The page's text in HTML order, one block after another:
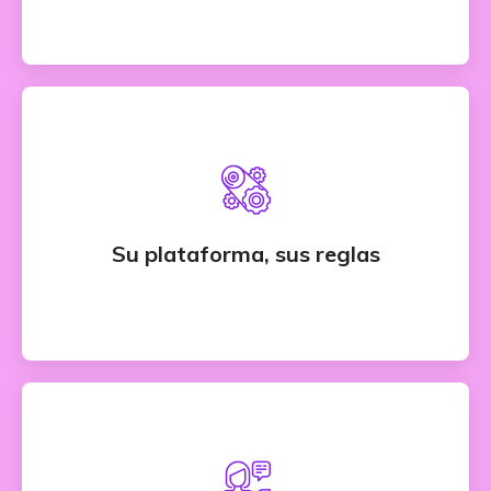
Su plataforma, sus reglas
Usted parametriza todo
Usted crea sus propias Empresas y Cuentas, ¡si!
diferentes sedes, desde su Financiero hasta sus
Sorprenda a sus Clientes